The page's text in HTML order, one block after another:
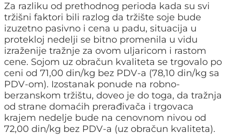
Za razliku od prethodnog perioda kada su svi
tržišni faktori bili razlog da tržište soje bude
izuzetno pasivno i cena u padu, situacija u
protekloj nedelji se bitno promenila u vidu
izraženije tražnje za ovom uljaricom i rastom
cene. Sojom uz obračun kvaliteta se trgovalo po
ceni od 71,00 din/kg bez PDV-a (78,10 din/kg sa
PDV-om). Izostanak ponude na robno-
berzanskom tržištu, doveo je do toga, da tražnja
od strane domaćih prerađivača i trgovaca
krajem nedelje bude na cenovnom nivou od
72,00 din/kg bez PDV-a (uz obračun kvaliteta).